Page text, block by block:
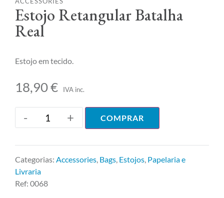
Estojo Retangular Batalha
Real
Estojo em tecido.
18,90€ IVA inc.
- + COMPRAR
Categorias: Accessories, Bags, Estojos, Papelaria e
Livraria
Ref: 0068